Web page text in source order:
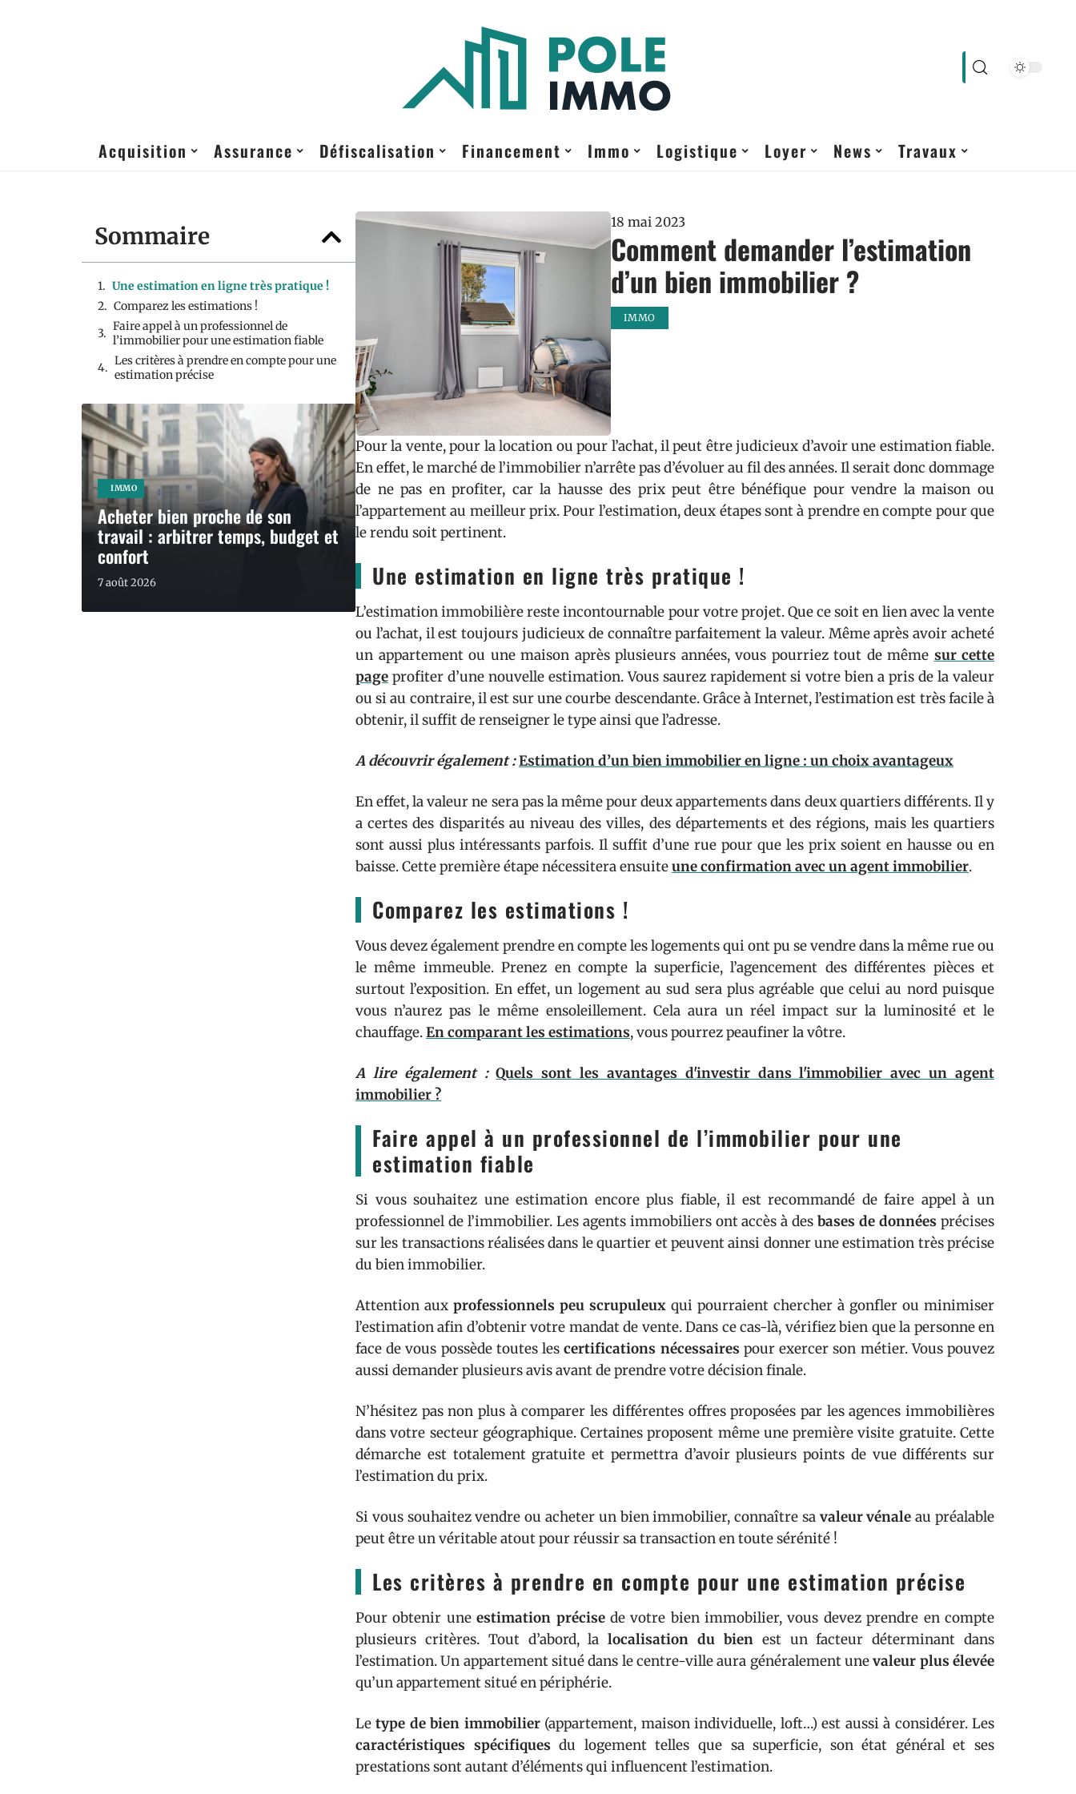
Acquisition Assurance Défiscalisation Financement Immo Logistique Loyer News Travaux
Sommaire
Une estimation en ligne très pratique !
Comparez les estimations !
Faire appel à un professionnel de
l’immobilier pour une estimation fiable
Les critères à prendre en compte pour une
estimation précise
IMMO
Acheter bien proche de son
travail : arbitrer temps, budget et
confort
7 août 2026
18 mai 2023
Comment demander l’estimation
d’un bien immobilier ?
IMMO
Pour la vente, pour la location ou pour l’achat, il peut être judicieux d’avoir une estimation fiable.
En effet, le marché de l’immobilier n’arrête pas d’évoluer au fil des années. Il serait donc dommage
de ne pas en profiter, car la hausse des prix peut être bénéfique pour vendre la maison ou
l’appartement au meilleur prix. Pour l’estimation, deux étapes sont à prendre en compte pour que
le rendu soit pertinent.
Une estimation en ligne très pratique !
L’estimation immobilière reste incontournable pour votre projet. Que ce soit en lien avec la vente
ou l’achat, il est toujours judicieux de connaître parfaitement la valeur. Même après avoir acheté
un appartement ou une maison après plusieurs années, vous pourriez tout de même sur cette
page profiter d’une nouvelle estimation. Vous saurez rapidement si votre bien a pris de la valeur
ou si au contraire, il est sur une courbe descendante. Grâce à Internet, l’estimation est très facile à
obtenir, il suffit de renseigner le type ainsi que l’adresse.
A découvrir également :Estimation d’un bien immobilier en ligne : un choix avantageux
En effet, la valeur ne sera pas la même pour deux appartements dans deux quartiers différents. Il y
a certes des disparités au niveau des villes, des départements et des régions, mais les quartiers
sont aussi plus intéressants parfois. Il suffit d’une rue pour que les prix soient en hausse ou en
baisse. Cette première étape nécessitera ensuiteune confirmation avec un agent immobilier.
Comparez les estimations !
Vous devez également prendre en compte les logements qui ont pu se vendre dans la même rue ou
le même immeuble. Prenez en compte la superficie, l’agencement des différentes pièces et
surtout l’exposition. En effet, un logement au sud sera plus agréable que celui au nord puisque
vous n’aurez pas le même ensoleillement. Cela aura un réel impact sur la luminosité et le
chauffage.En comparant les estimations, vous pourrez peaufiner la vôtre.
A lire également : Quels sont les avantages d'investir dans l'immobilier avec un agent
immobilier ?
Faire appel à un professionnel de l’immobilier pour une
estimation fiable
Si vous souhaitez une estimation encore plus fiable, il est recommandé de faire appel à un
professionnel de l’immobilier. Les agents immobiliers ont accès à desbases de données précises
sur les transactions réalisées dans le quartier et peuvent ainsi donner une estimation très précise
du bien immobilier.
Attention aux professionnels peu scrupuleux qui pourraient chercher à gonfler ou minimiser
l’estimation afin d’obtenir votre mandat de vente. Dans ce cas-là, vérifiez bien que la personne en
face de vous possède toutes lescertifications nécessaires pour exercer son métier. Vous pouvez
aussi demander plusieurs avis avant de prendre votre décision finale.
N’hésitez pas non plus à comparer les différentes offres proposées par les agences immobilières
dans votre secteur géographique. Certaines proposent même une première visite gratuite. Cette
démarche est totalement gratuite et permettra d’avoir plusieurs points de vue différents sur
l’estimation du prix.
Si vous souhaitez vendre ou acheter un bien immobilier, connaître sa valeur vénale au préalable
peut être un véritable atout pour réussir sa transaction en toute sérénité !
Les critères à prendre en compte pour une estimation précise
Pour obtenir uneestimation précisede votre bien immobilier, vous devez prendre en compte
plusieurs critères. Tout d’abord, lalocalisation du bienest un facteur déterminant dans
l’estimation. Un appartement situé dans le centre-ville aura généralement unevaleur plus élevée
qu’un appartement situé en périphérie.
Letype de bien immobilier(appartement, maison individuelle, loft…) est aussi à considérer. Les
caractéristiques spécifiques du logement telles que sa superficie, son état général et ses
prestations sont autant d’éléments qui influencent l’estimation.